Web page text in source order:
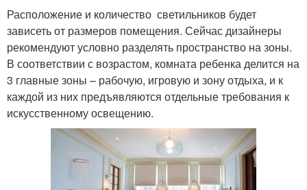
Расположение и количество светильников будет
зависеть от размеров помещения. Сейчас дизайнеры
рекомендуют условно разделять пространство на зоны.
В соответствии с возрастом, комната ребенка делится на
3 главные зоны – рабочую, игровую и зону отдыха, и к
каждой из них предъявляются отдельные требования к
искусственному освещению.